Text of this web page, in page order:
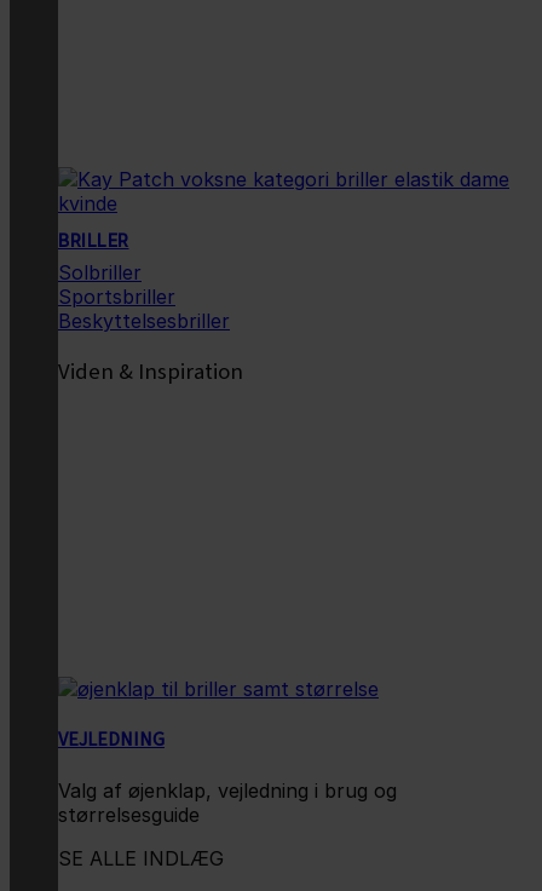
BRILLER
Solbriller
Sportsbriller
Beskyttelsesbriller
Viden & Inspiration
VEJLEDNING
Valg af øjenklap, vejledning i brug og
størrelsesguide
SE ALLE INDLÆG